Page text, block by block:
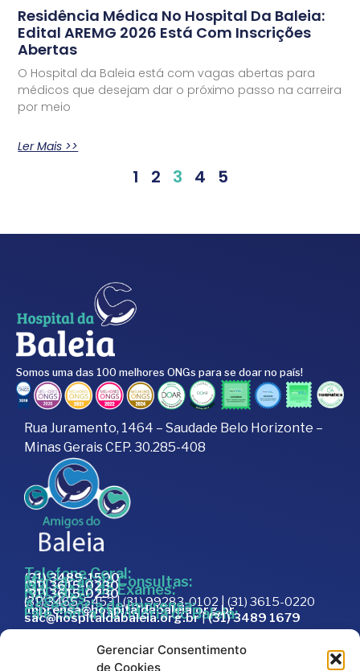
Gerenciar Consentimento
de Cookies
Residência Médica No Hospital Da Baleia:
Edital AREMG 2026 Está Com Inscrições
Abertas
O Hospital da Baleia está com vagas abertas para
médicos que desejam dar o próximo passo na carreira
por meio
Ler Mais >>
1 2 3 4 5
Somos uma das 100 melhores ONGs para se doar no país!
Rua Juramento, 1464 – Saudade Belo Horizonte –
Minas Gerais CEP. 30.285-408
Telefone Geral:
(31) 3489-1500
Marcação de Consultas:
(31) 3615-0230
Marcação de Exames:
(31) 3615-0230
Doações:
(31) 3465-5453 | (31) 99283-0102 | (31) 3615-0220
Assessoria de Imprensa:
imprensa@hospitaldabaleia.org.br
Fale com a Ouvidoria do Baleia:
sac@hospitaldabaleia.org.br|(31) 3489 1679
Trabalhe Conosco